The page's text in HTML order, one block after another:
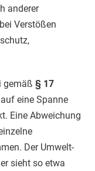
anderer
Verstößen
gemäß § 17
auf eine Spanne
Eine Abweichung
Der Umwelt-
sieht so etwa